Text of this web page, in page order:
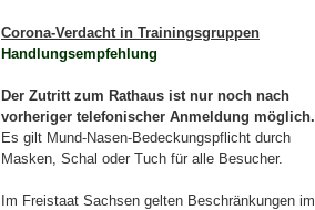
Corona-Verdacht in Trainingsgruppen
Handlungsempfehlung
Der Zutritt zum Rathaus ist nur noch nach
vorheriger telefonischer Anmeldung möglich.
Es gilt Mund-Nasen-Bedeckungspflicht durch
Masken, Schal oder Tuch für alle Besucher.
Im Freistaat Sachsen gelten Beschränkungen im